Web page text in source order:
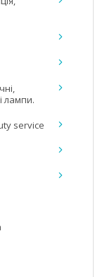
лампи.
service